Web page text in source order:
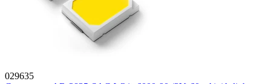
029635